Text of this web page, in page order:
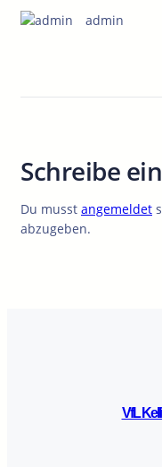
admin
Schreibe
Du musst angemeldet
abzugeben.
VfL